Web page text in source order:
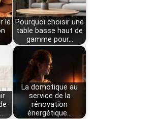
le Pourquoi choisir une
table basse haut de
gamme pour…
La domotique au
service de la
rénovation
énergétique…